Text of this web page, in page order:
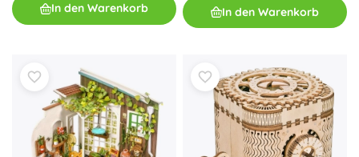
In den Warenkorb In den Warenkorb